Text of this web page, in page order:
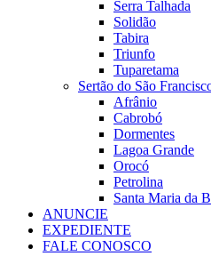
Serra Talhada
Solidão
Tabira
Triunfo
Tuparetama
Sertão do São
Afrânio
Cabrobó
Dormentes
Lagoa Grande
Orocó
Petrolina
Santa Maria da
ANUNCIE
EXPEDIENTE
FALE CONOSCO